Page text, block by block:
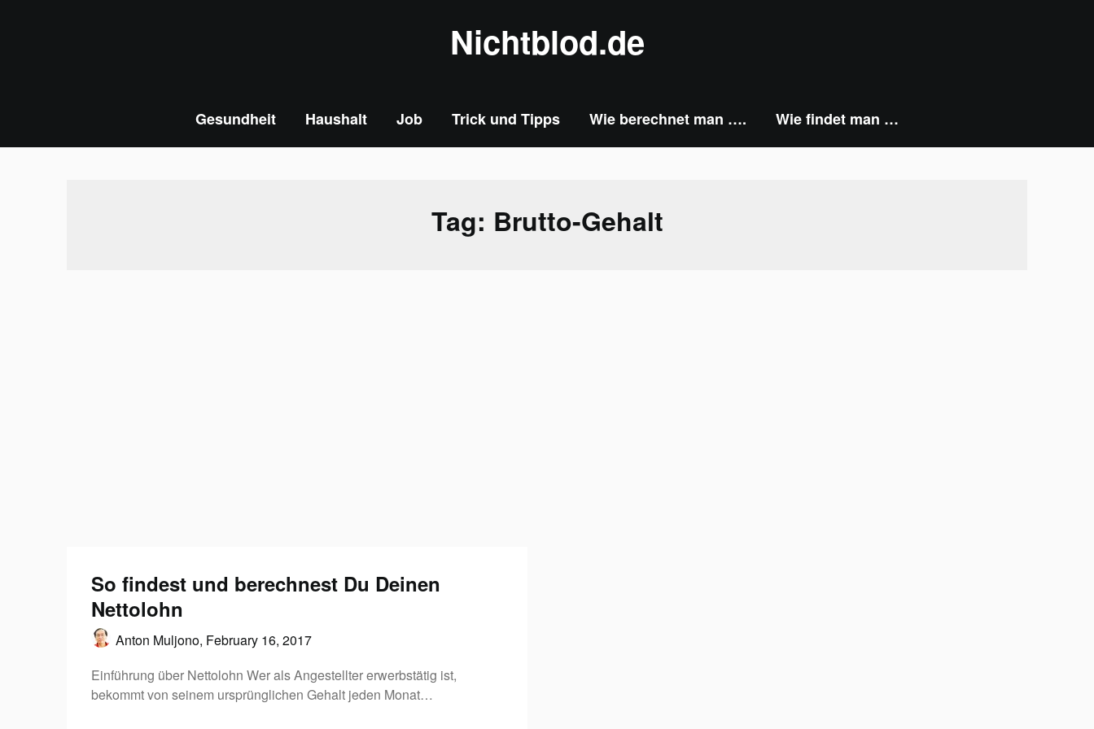
Nichtblod.de
Gesundheit Haushalt Job Trick und Tipps Wie berechnet man …. Wie findet man …
Tag: Brutto-Gehalt
So findest und berechnest Du Deinen
Nettolohn
Anton Muljono, February 16, 2017
Einführung über Nettolohn Wer als Angestellter erwerbstätig ist,
bekommt von seinem ursprünglichen Gehalt jeden Monat…